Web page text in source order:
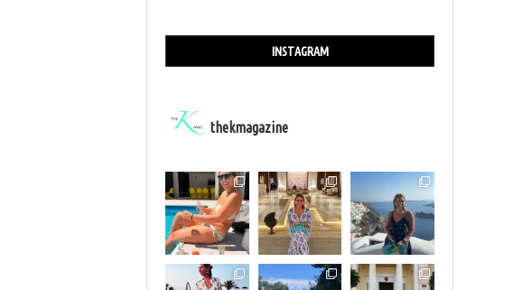
INSTAGRAM
thekmagazine